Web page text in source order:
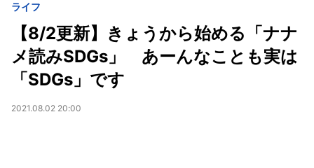
ライフ
【8/2更新】きょうから始める「ナナ
メ読みSDGs」 あーんなことも実は
「SDGs」です
2021.08.02 20:00